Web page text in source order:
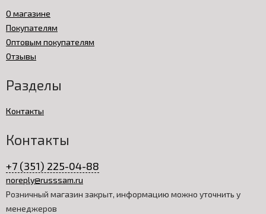
О магазине
Покупателям
Оптовым покупателям
Отзывы
Разделы
Контакты
Контакты
+7 (351) 225-04-88
noreply@russsam.ru
Розничный магазин закрыт, информацию можно уточнить у
менеджеров